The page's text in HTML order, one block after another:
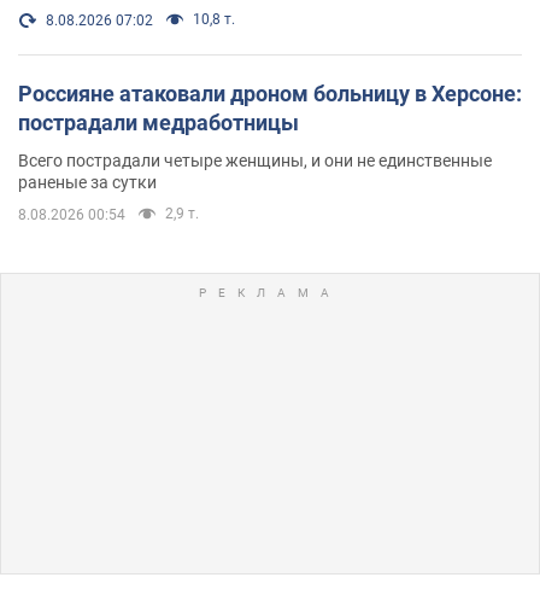
8.08.2026 07:02 10,8 т.
Россияне атаковали дроном больницу в Херсоне:
пострадали медработницы
Всего пострадали четыре женщины, и они не единственные
раненые за сутки
8.08.2026 00:54 2,9 т.